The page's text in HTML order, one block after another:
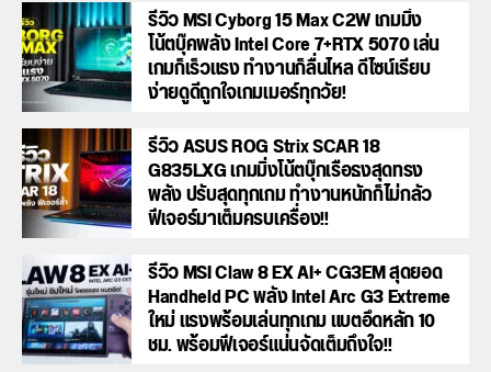
รีวิว MSI Cyborg 15 Max C2W เกมมิ่ง
โน้ตบุ๊คพลัง Intel Core 7+RTX 5070 เล่น
เกมก็เร็วแรง ทำงานก็ลื่นไหล ดีไซน์เรียบ
ง่ายดูดีถูกใจเกมเมอร์ทุกวัย!
รีวิว ASUS ROG Strix SCAR 18
G835LXG เกมมิ่งโน้ตบุ๊กเรือธงสุดทรง
พลัง ปรับสุดทุกเกม ทำงานหนักก็ไม่กลัว
ฟีเจอร์มาเต็มครบเครื่อง!!
รีวิว MSI Claw 8 EX AI+ CG3EM สุดยอด
Handheld PC พลัง Intel Arc G3 Extreme
ใหม่ แรงพร้อมเล่นทุกเกม แบตอึดหลัก 10
ชม. พร้อมฟีเจอร์แน่นจัดเต็มถึงใจ!!